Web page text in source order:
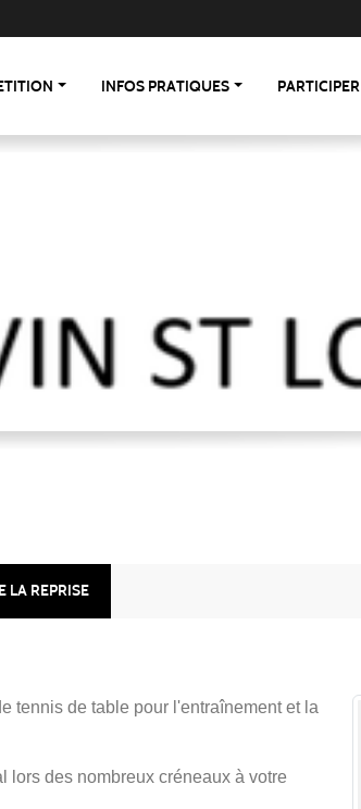
INFOS PRATIQUES PARTICIPER
LA REPRISE
tennis de table pour l'entraînement et la
lors des nombreux créneaux à votre